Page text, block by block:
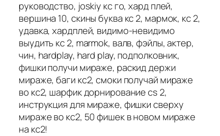
руководство, joskiy кс го, хард плей,
вершина 10, скины буква кс 2, мармок, кс 2,
удавка, хардплей, видимо-невидимо
выудить кс 2, marmok, валв, фэйлы, актер,
чин, hardplay, hard play, подполковник,
фишки получи мираже, раскид держи
мираже, баги кс2, смоки получай мираже
во кс2, шарфик дорнирование cs 2,
инструкция для мираже, фишки сверху
мираже во кс2, 50 фишек в новом мираже
на кс2!